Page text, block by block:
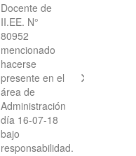
Docente de
II.EE. N°
80952
mencionado
hacerse
presente en el
área de
Administración
día 16-07-18
bajo
responsabilidad.